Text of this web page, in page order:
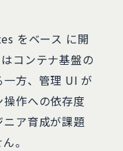
をベース に開
コンテナ基盤の
方、管理 UI が
作への依存度
ア育成が課題
。